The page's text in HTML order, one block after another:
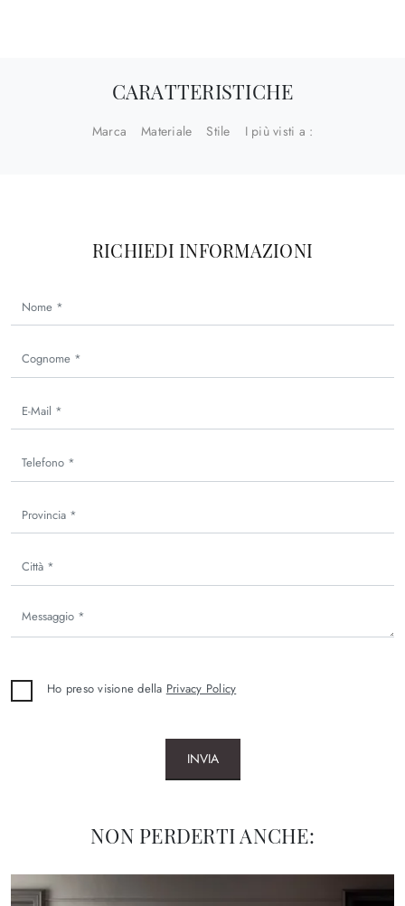
CARATTERISTICHE
Marca Materiale Stile I più visti a :
RICHIEDI INFORMAZIONI
Ho preso visione della Privacy Policy
INVIA
NON PERDERTI ANCHE: